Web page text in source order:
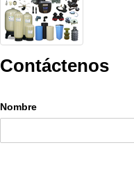
Contáctenos
Nombre